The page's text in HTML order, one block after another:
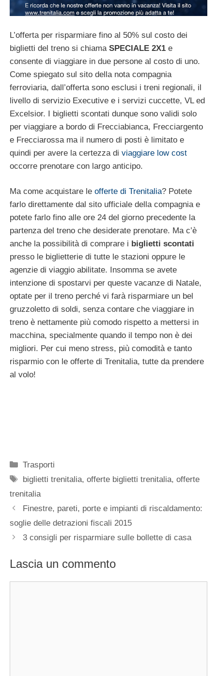
L’offerta per risparmiare fino al 50% sul costo dei
biglietti del treno si chiama SPECIALE 2X1 e
consente di viaggiare in due persone al costo di uno.
Come spiegato sul sito della nota compagnia
ferroviaria, dall’offerta sono esclusi i treni regionali, il
livello di servizio Executive e i servizi cuccette, VL ed
Excelsior. I biglietti scontati dunque sono validi solo
per viaggiare a bordo di Frecciabianca, Frecciargento
e Frecciarossa ma il numero di posti è limitato e
quindi per avere la certezza di viaggiare low cost
occorre prenotare con largo anticipo.
Ma come acquistare le offerte di Trenitalia? Potete
farlo direttamente dal sito ufficiale della compagnia e
potete farlo fino alle ore 24 del giorno precedente la
partenza del treno che desiderate prenotare. Ma c’è
anche la possibilità di comprare i biglietti scontati
presso le biglietterie di tutte le stazioni oppure le
agenzie di viaggio abilitate. Insomma se avete
intenzione di spostarvi per queste vacanze di Natale,
optate per il treno perché vi farà risparmiare un bel
gruzzoletto di soldi, senza contare che viaggiare in
treno è nettamente più comodo rispetto a mettersi in
macchina, specialmente quando il tempo non è dei
migliori. Per cui meno stress, più comodità e tanto
risparmio con le offerte di Trenitalia, tutte da prendere
al volo!
Categorie
Trasporti
Tag
biglietti trenitalia,offerte biglietti trenitalia,offerte
trenitalia
Finestre, pareti, porte e impianti di riscaldamento:
soglie delle detrazioni fiscali 2015
3 consigli per risparmiare sulle bollette di casa
Lascia un commento